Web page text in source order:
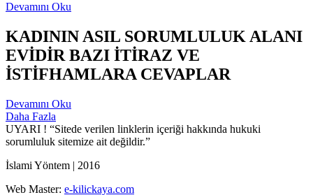
Devamını Oku
KADININ ASIL SORUMLULUK ALANI
EVİDİR BAZI İTİRAZ VE
İSTİFHAMLARA CEVAPLAR
Devamını Oku
Daha Fazla
UYARI ! “Sitede verilen linklerin içeriği hakkında hukuki
sorumluluk sitemize ait değildir.”
İslami Yöntem | 2016
Web Master: e-kilickaya.com